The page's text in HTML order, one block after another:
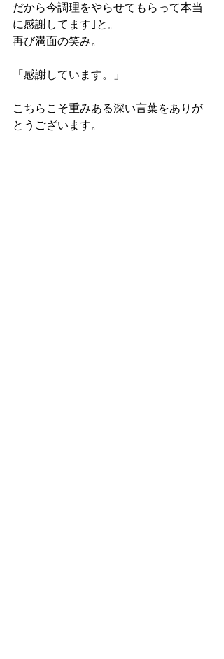
だから今調理をやらせてもらって本当
に感謝してます｣と。
再び満面の笑み。
「感謝しています。」
こちらこそ重みある深い言葉をありが
とうございます。